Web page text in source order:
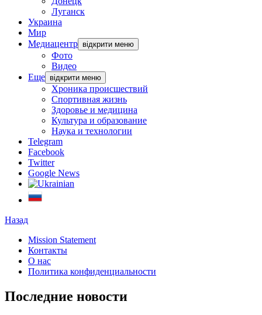
Луганск
Украина
Мир
Медиацентр відкрити меню
Фото
Видео
Еще відкрити меню
Хроника происшествий
Спортивная жизнь
Здоровье и медицина
Культура и образование
Наука и технологии
Telegram
Facebook
Twitter
Google News
Назад
Mission Statement
Контакты
О нас
Политика конфиденциальности
Последние новости